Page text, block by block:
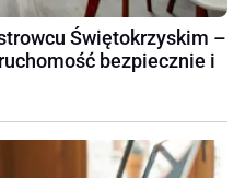
Świętokrzyskim –
bezpiecznie i